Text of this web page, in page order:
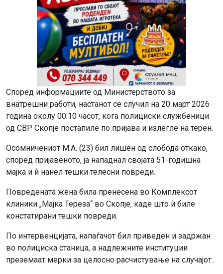
Според информациите од Министерството за
внатрешни работи, настанот се случил на 20 март 2026
година околу 00:10 часот, кога полициски службеници
од СВР Скопје постапиле по пријава и излегле на терен.
Осомничениот М.А. (23) бил лишен од слобода откако,
според пријавеното, ја нападнал својата 51-годишна
мајка и ѝ нанел тешки телесни повреди.
Повредената жена била пренесена во Комплексот
клиники „Мајка Тереза“ во Скопје, каде што ѝ биле
констатирани тешки повреди.
По интервенцијата, напаѓачот бил приведен и задржан
во полициска станица, а надлежните институции
преземаат мерки за целосно расчистување на случајот.